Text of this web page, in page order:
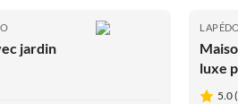
jardin
luxe
5.0